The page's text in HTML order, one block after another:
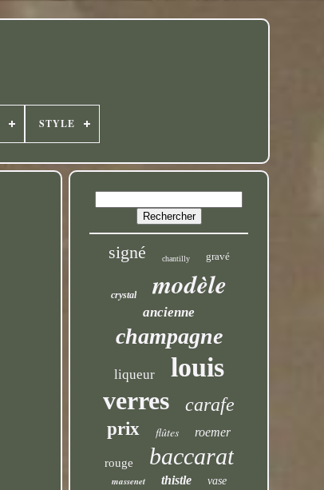
STYLE
signé chantilly gravé
crystal modèle
ancienne
champagne
liqueur louis
verres carafe
prix flûtes roemer
rouge baccarat
massenet thistle vase